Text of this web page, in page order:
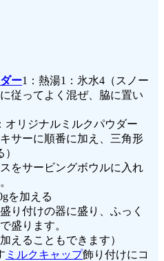
ー1：熱湯1：氷水4（スノー
従ってよく混ぜ、脇に置い
オリジナルミルクパウダー
サーに順番に加え、三角形
をサービングボウルに入れ
を加える
盛り付けの器に盛り、ふっく
盛ります。
えることもできます）
ミルクキャップ飾り付けにコ